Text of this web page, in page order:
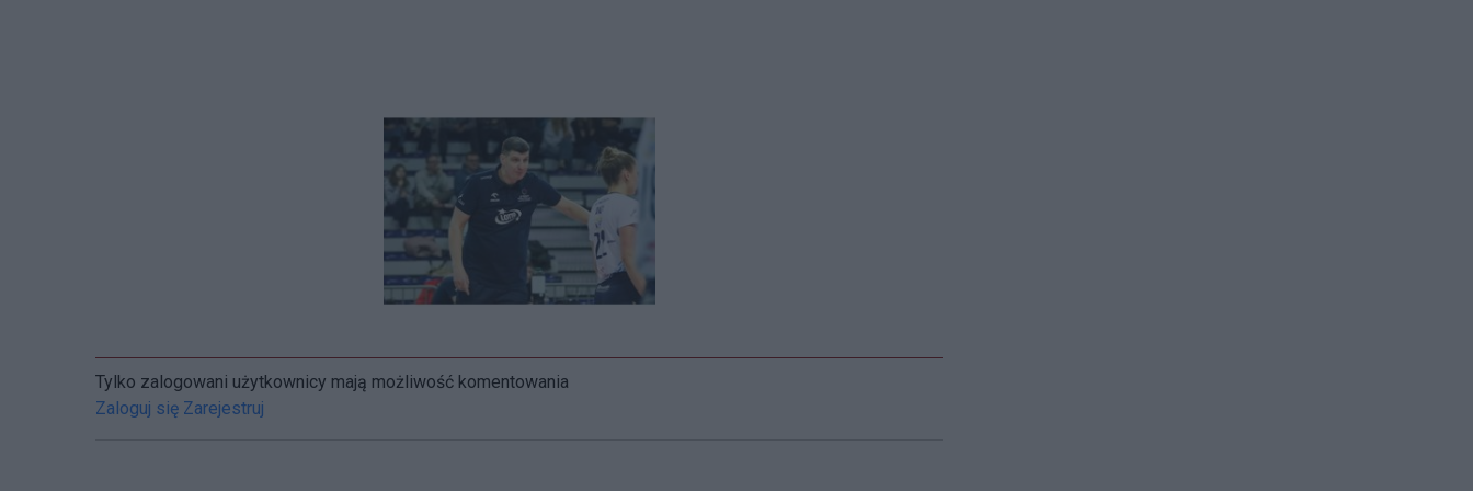
Tylko zalogowani użytkownicy mają możliwość komentowania
Zaloguj się Zarejestruj